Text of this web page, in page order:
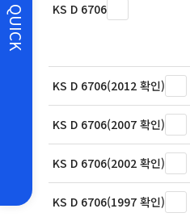
QUICK KS D 6706
KS D 6706(2012 확인)
KS D 6706(2007 확인)
KS D 6706(2002 확인)
KS D 6706(1997 확인)